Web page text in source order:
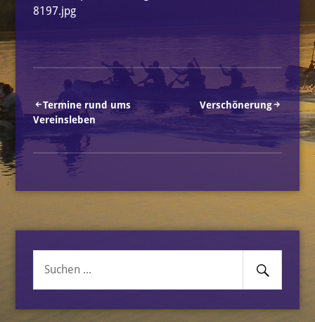
Beitragsnavigation
Termine rund ums
Vereinsleben
Verschönerung
Suche
Senden